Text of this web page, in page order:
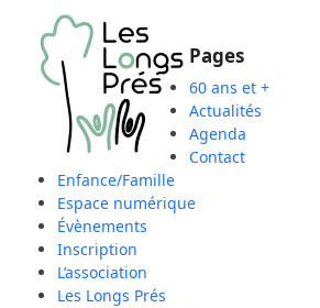
content
Open
mobile
menu
Close
mobile
menu
Pages
60 ans et +
Actualités
Agenda
Contact
Enfance/Famille
Espace numérique
Évènements
Inscription
L’association
Les Longs Prés